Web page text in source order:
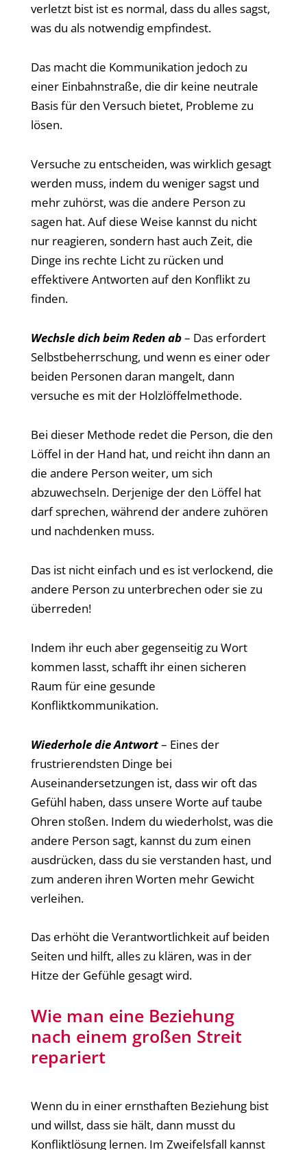
verletzt bist ist es normal, dass du alles sagst,
was du als notwendig empfindest.
Das macht die Kommunikation jedoch zu
einer Einbahnstraße, die dir keine neutrale
Basis für den Versuch bietet, Probleme zu
lösen.
Versuche zu entscheiden, was wirklich gesagt
werden muss, indem du weniger sagst und
mehr zuhörst, was die andere Person zu
sagen hat. Auf diese Weise kannst du nicht
nur reagieren, sondern hast auch Zeit, die
Dinge ins rechte Licht zu rücken und
effektivere Antworten auf den Konflikt zu
finden.
Wechsle dich beim Reden ab– Das erfordert
Selbstbeherrschung, und wenn es einer oder
beiden Personen daran mangelt, dann
versuche es mit der Holzlöffelmethode.
Bei dieser Methode redet die Person, die den
Löffel in der Hand hat, und reicht ihn dann an
die andere Person weiter, um sich
abzuwechseln. Derjenige der den Löffel hat
darf sprechen, während der andere zuhören
und nachdenken muss.
Das ist nicht einfach und es ist verlockend, die
andere Person zu unterbrechen oder sie zu
überreden!
Indem ihr euch aber gegenseitig zu Wort
kommen lasst, schafft ihr einen sicheren
Raum für eine gesunde
Konfliktkommunikation.
Wiederhole die Antwort– Eines der
frustrierendsten Dinge bei
Auseinandersetzungen ist, dass wir oft das
Gefühl haben, dass unsere Worte auf taube
Ohren stoßen. Indem du wiederholst, was die
andere Person sagt, kannst du zum einen
ausdrücken, dass du sie verstanden hast, und
zum anderen ihren Worten mehr Gewicht
verleihen.
Das erhöht die Verantwortlichkeit auf beiden
Seiten und hilft, alles zu klären, was in der
Hitze der Gefühle gesagt wird.
Wie man eine Beziehung
nach einem großen Streit
repariert
Wenn du in einer ernsthaften Beziehung bist
und willst, dass sie hält, dann musst du
Konfliktlösung lernen. Im Zweifelsfall kannst